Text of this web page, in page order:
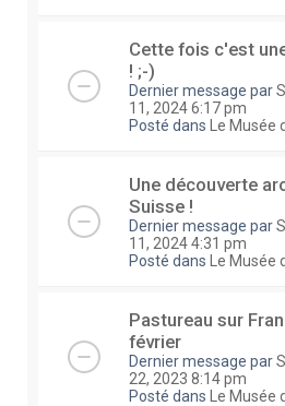
Cette fois c'est
! ;-)
Dernier message par
11, 2024 6:17 pm
Posté dans
Le
Une découverte
Suisse !
Dernier message par
11, 2024 4:31 pm
Posté dans
Le
Pastureau sur
février
Dernier message par
22, 2023 8:14 pm
Posté dans
Le